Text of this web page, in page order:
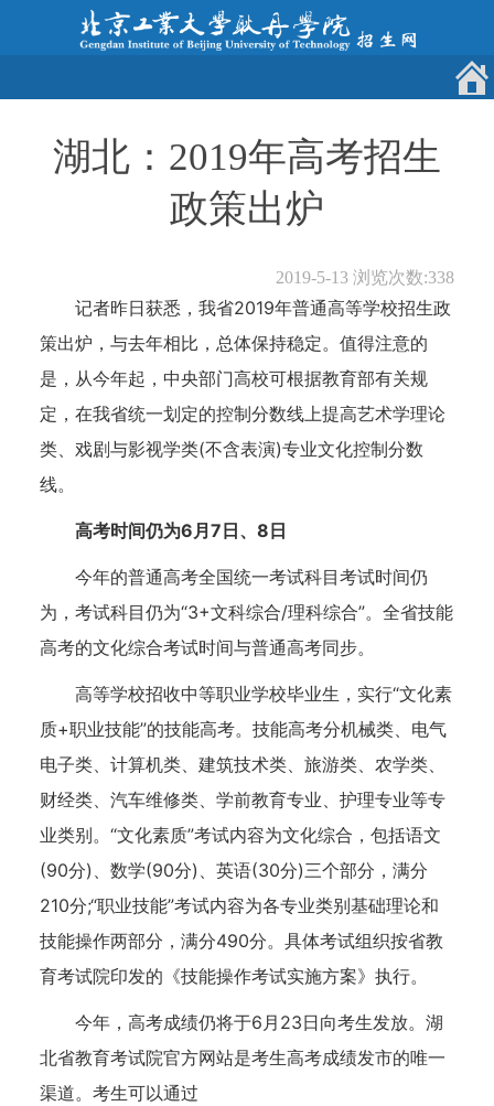
湖北：2019年高考招生
政策出炉
2019-5-13浏览次数:338
记者昨日获悉，我省2019年普通高等学校招生政
策出炉，与去年相比，总体保持稳定。值得注意的
是，从今年起，中央部门高校可根据教育部有关规
定，在我省统一划定的控制分数线上提高艺术学理论
类、戏剧与影视学类(不含表演)专业文化控制分数
线。
高考时间仍为6月7日、8日
今年的普通高考全国统一考试科目考试时间仍
为，考试科目仍为“3+文科综合/理科综合”。全省技能
高考的文化综合考试时间与普通高考同步。
高等学校招收中等职业学校毕业生，实行“文化素
质+职业技能”的技能高考。技能高考分机械类、电气
电子类、计算机类、建筑技术类、旅游类、农学类、
财经类、汽车维修类、学前教育专业、护理专业等专
业类别。“文化素质”考试内容为文化综合，包括语文
(90分)、数学(90分)、英语(30分)三个部分，满分
210分;“职业技能”考试内容为各专业类别基础理论和
技能操作两部分，满分490分。具体考试组织按省教
育考试院印发的《技能操作考试实施方案》执行。
今年，高考成绩仍将于6月23日向考生发放。湖
北省教育考试院官方网站是考生高考成绩发市的唯一
渠道。考生可以通过